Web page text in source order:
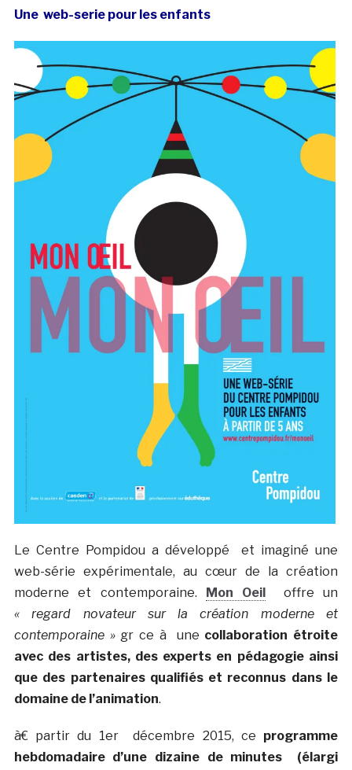
Une web-serie pour les enfants
Le Centre Pompidou a développé et imaginé une
web-série expérimentale, au cœur de la création
moderne et contemporaine.
Mon Oeil
offre un
« regard novateur sur la création moderne et
contemporaine »gr ce à une collaboration étroite
avec des artistes, des experts en pédagogie ainsi
que des partenaires qualifiés et reconnus dans le
domaine de l’animation.
à€ partir du 1er décembre 2015, ce programme
hebdomadaire d’une dizaine de minutes (élargi